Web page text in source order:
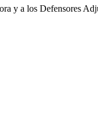
y a los Defensores